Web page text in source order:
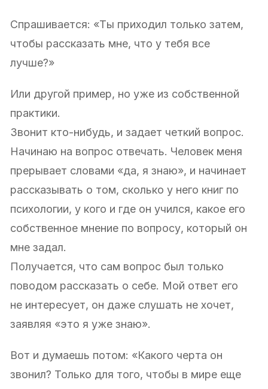
Спрашивается: «Ты приходил только затем,
чтобы рассказать мне, что у тебя все
лучше?»
Или другой пример, но уже из собственной
практики.
Звонит кто-нибудь, и задает четкий вопрос.
Начинаю на вопрос отвечать. Человек меня
прерывает словами «да, я знаю», и начинает
рассказывать о том, сколько у него книг по
психологии, у кого и где он учился, какое его
собственное мнение по вопросу, который он
мне задал.
Получается, что сам вопрос был только
поводом рассказать о себе. Мой ответ его
не интересует, он даже слушать не хочет,
заявляя «это я уже знаю».
Вот и думаешь потом: «Какого черта он
звонил? Только для того, чтобы в мире еще